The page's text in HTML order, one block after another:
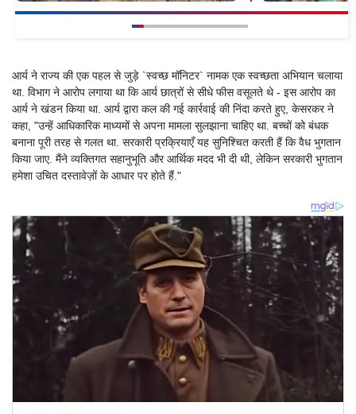
आर्य ने राज्य की एक पहल से जुड़े `स्वच्छ मॉनिटर` नामक एक स्वच्छता अभियान चलाया
था. विभाग ने आरोप लगाया था कि आर्य छात्रों से सीधे फीस वसूलते थे - इस आरोप का
आर्य ने खंडन किया था. आर्य द्वारा कल की गई कार्रवाई की निंदा करते हुए, केसरकर ने
कहा, "उन्हें आधिकारिक माध्यमों से अपना मामला सुलझाना चाहिए था. बच्चों को बंधक
बनाना पूरी तरह से गलत था. सरकारी प्रक्रियाएँ यह सुनिश्चित करती हैं कि वैध भुगतान
किया जाए. मैंने व्यक्तिगत सहानुभूति और आर्थिक मदद भी दी थी, लेकिन सरकारी भुगतान
हमेशा उचित दस्तावेज़ों के आधार पर होते हैं."